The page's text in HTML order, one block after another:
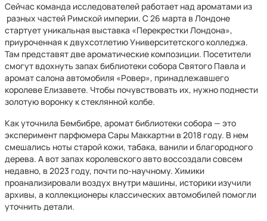
Сейчас команда исследователей работает над ароматами из
разных частей Римской империи. С 26 марта в Лондоне
стартует уникальная выставка «Перекрестки Лондона»,
приуроченная к двухсотлетию Университетского колледжа.
Там представят две ароматические композиции. Посетители
смогут вдохнуть запах библиотеки собора Святого Павла и
аромат салона автомобиля «Ровер», принадлежавшего
королеве Елизавете. Чтобы почувствовать их, нужно поднести
золотую воронку к стеклянной колбе.
Как уточнила Бембибре, аромат библиотеки собора — это
эксперимент парфюмера Сары Маккартни в 2018 году. В нем
смешались ноты старой кожи, табака, ванили и благородного
дерева. А вот запах королевского авто воссоздали совсем
недавно, в 2023 году, почти по-научному. Химики
проанализировали воздух внутри машины, историки изучили
архивы, а коллекционеры классических автомобилей помогли
уточнить детали.